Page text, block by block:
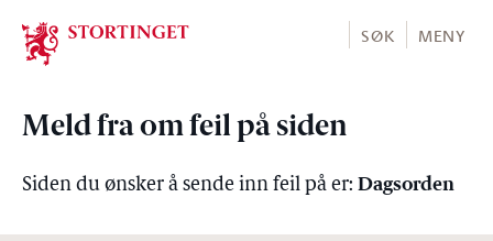
Stortinget.no
SØK MENY
Meld fra om feil på siden
Siden du ønsker å sende inn feil på er: Dagsorden